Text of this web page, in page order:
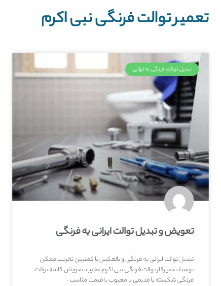
تعمیر توالت فرنگی نبی اکرم
تبدیل توالت فرنگی به ایرانی
تعویض و تبدیل توالت ایرانی به فرنگی
تبدیل توالت ایرانی به فرنگی و بالعکس با کمترین تخریب ممکن
توسط تعمیرکار توالت فرنگی نبی اکرم مجرب، تعویض کاسه توالت
فرنگی شکسته یا قدیمی یا معیوب با قیمت مناسب ،